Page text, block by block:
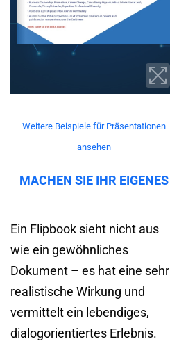
Weitere Beispiele für Präsentationen
ansehen
MACHEN SIE IHR EIGENES
Ein Flipbook sieht nicht aus
wie ein gewöhnliches
Dokument – es hat eine sehr
realistische Wirkung und
vermittelt ein lebendiges,
dialogorientiertes Erlebnis.